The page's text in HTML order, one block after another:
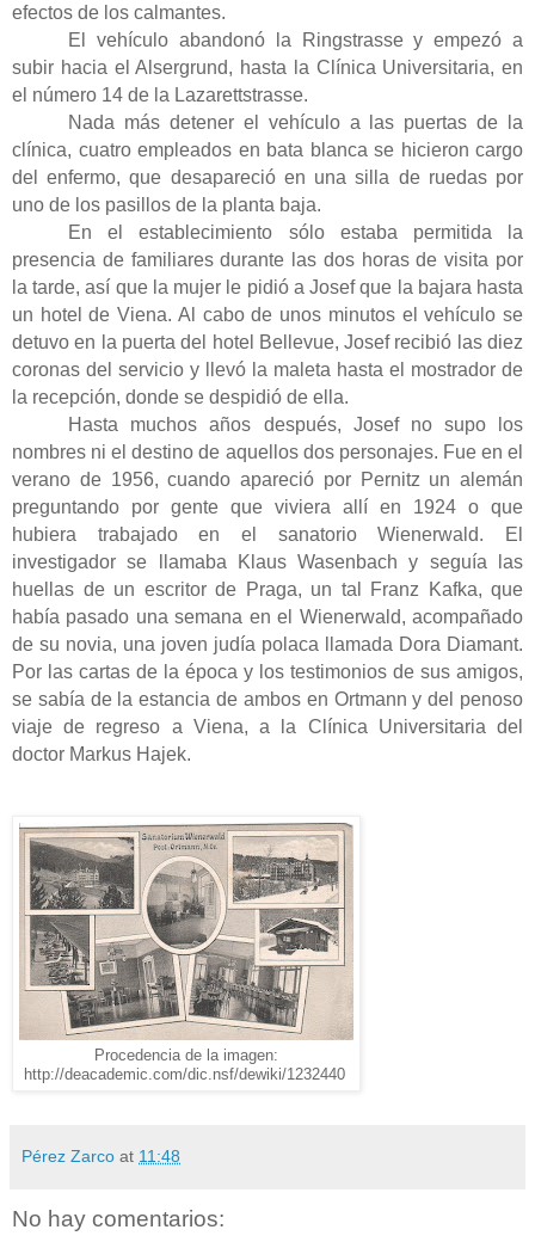
efectos de los calmantes.
El vehículo abandonó la Ringstrasse y empezó a
subir hacia el Alsergrund, hasta la Clínica Universitaria, en
el número 14 de la Lazarettstrasse.
Nada más detener el vehículo a las puertas de la
clínica, cuatro empleados en bata blanca se hicieron cargo
del enfermo, que desapareció en una silla de ruedas por
uno de los pasillos de la planta baja.
En el establecimiento sólo estaba permitida la
presencia de familiares durante las dos horas de visita por
la tarde, así que la mujer le pidió a Josef que la bajara hasta
un hotel de Viena. Al cabo de unos minutos el vehículo se
detuvo en la puerta del hotel Bellevue, Josef recibió las diez
coronas del servicio y llevó la maleta hasta el mostrador de
la recepción, donde se despidió de ella.
Hasta muchos años después, Josef no supo los
nombres ni el destino de aquellos dos personajes. Fue en el
verano de 1956, cuando apareció por Pernitz un alemán
preguntando por gente que viviera allí en 1924 o que
hubiera trabajado en el sanatorio Wienerwald. El
investigador se llamaba Klaus Wasenbach y seguía las
huellas de un escritor de Praga, un tal Franz Kafka, que
había pasado una semana en el Wienerwald, acompañado
de su novia, una joven judía polaca llamada Dora Diamant.
Por las cartas de la época y los testimonios de sus amigos,
se sabía de la estancia de ambos en Ortmann y del penoso
viaje de regreso a Viena, a la Clínica Universitaria del
doctor Markus Hajek.
Procedencia de la imagen:
http://deacademic.com/dic.nsf/dewiki/1232440
Pérez Zarco at 11:48
No hay comentarios: